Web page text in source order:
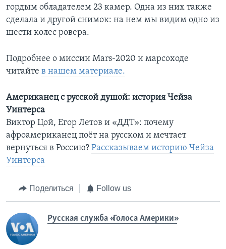
гордым обладателем 23 камер. Одна из них также
сделала и другой снимок: на нем мы видим одно из
шести колес ровера.
Подробнее о миссии Mars-2020 и марсоходе
читайте в нашем материале.
Американец с русской душой: история Чейза
Уинтерса
Виктор Цой, Егор Летов и «ДДТ»: почему
афроамериканец поёт на русском и мечтает
вернуться в Россию? Рассказываем историю Чейза
Уинтерса
Поделиться Follow us
Русская служба «Голоса Америки»